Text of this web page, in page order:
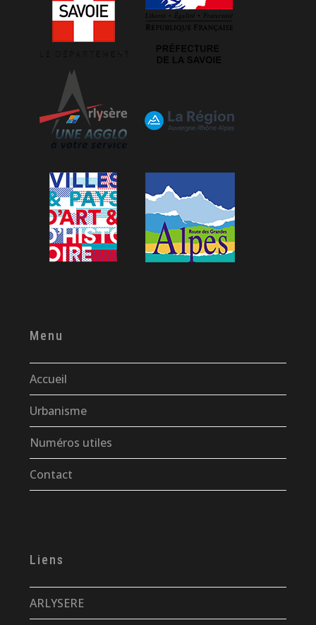
Menu
Accueil
Urbanisme
Numéros utiles
Contact
Liens
ARLYSERE